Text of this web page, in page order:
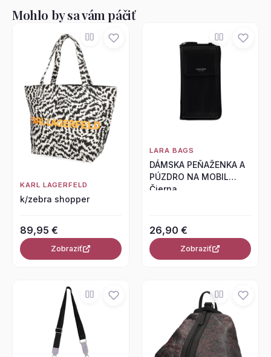
Mohlo by sa vám páčiť
KARL LAGERFELD
k/zebra shopper
89,95 €
Zobraziť
LARA BAGS
DÁMSKA PEŇAŽENKA A
PÚZDRO NA MOBIL
Čierna
26,90 €
Zobraziť